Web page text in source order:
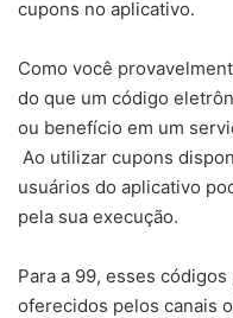
cupons no aplicativo.
Como você
do que um código
ou benefício em um
Ao utilizar cupons
usuários do aplicativo
pela sua execução.
Para a 99, esses
oferecidos pelos canais